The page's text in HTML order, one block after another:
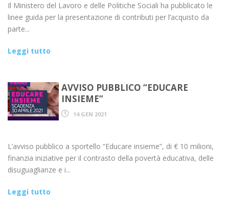
Il Ministero del Lavoro e delle Politiche Sociali ha pubblicato le
linee guida per la presentazione di contributi per l’acquisto da
parte...
Leggi tutto
AVVISO PUBBLICO “EDUCARE
INSIEME”
14 GEN 2021
L’avviso pubblico a sportello “Educare insieme”, di € 10 milioni,
finanzia iniziative per il contrasto della povertà educativa, delle
disuguaglianze e i...
Leggi tutto